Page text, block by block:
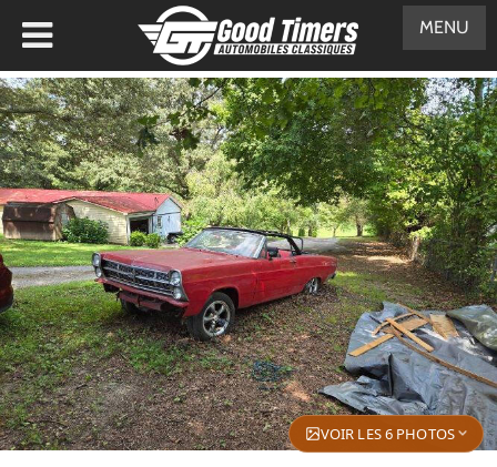
VOIR LES 6 PHOTOS
MENU